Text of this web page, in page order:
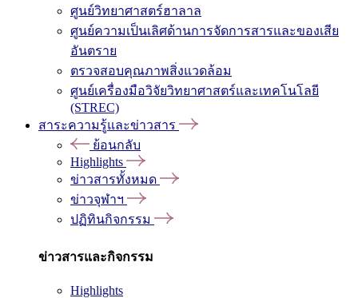
ศูนย์วิทยาศาสตร์ฮาลาล
ศูนย์ความเป็นเลิศด้านการจัดการสารและของเสีย
อันตราย
ตรวจสอบคุณภาพสิ่งแวดล้อม
ศูนย์เครื่องมือวิจัยวิทยาศาสตร์และเทคโนโลยี
(STREC)
สาระความรู้และข่าวสาร
ย้อนกลับ
Highlights
ข่าวสารทั้งหมด
ข่าวจุฬาฯ
ปฏิทินกิจกรรม
ข่าวสารและกิจกรรม
Highlights